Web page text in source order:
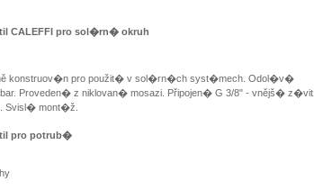
CALEFFI pro sol�rn� okruh
konstruov�n pro použit� v sol�rn�ch syst�mech. Odol�v�
Proveden� z niklovan� mosazi. Připojen� G 3/8" - vnějš� z�vit.
Svisl� mont�ž.
pro potrub�